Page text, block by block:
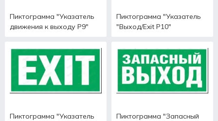
Пиктограмма "Указатель
движения к выходу Р9"
Пиктограмма "Указатель
"Выход/Exit Р10"
Пиктограмма "Указатель
Пиктограмма "Запасный